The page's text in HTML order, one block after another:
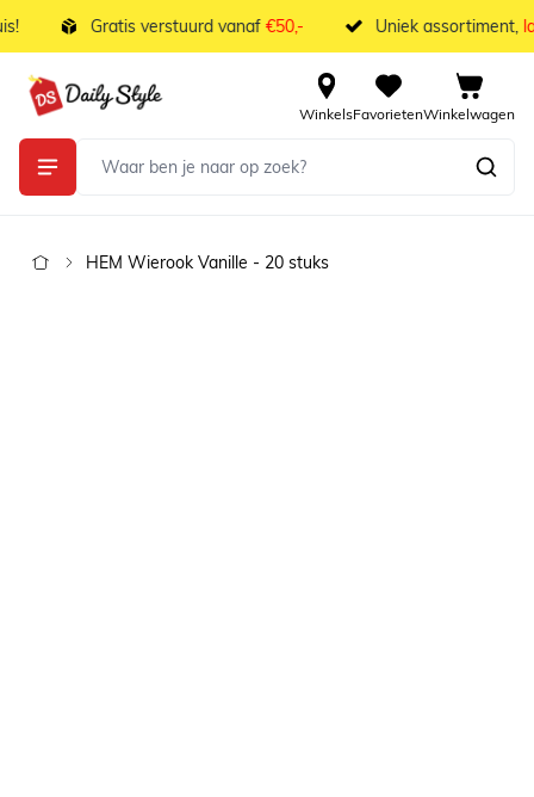
Ga naar de inhoud
Gratis verstuurd vanaf€50,- Uniek assortiment,
WinkelsFavorietenWinkelwagen
HEM Wierook Vanille - 20 stuks